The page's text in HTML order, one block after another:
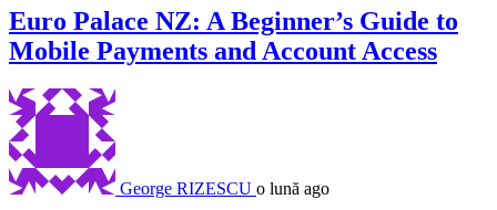
Euro Palace NZ: A Beginner’s Guide to
Mobile Payments and Account Access
George RIZESCU o lună ago